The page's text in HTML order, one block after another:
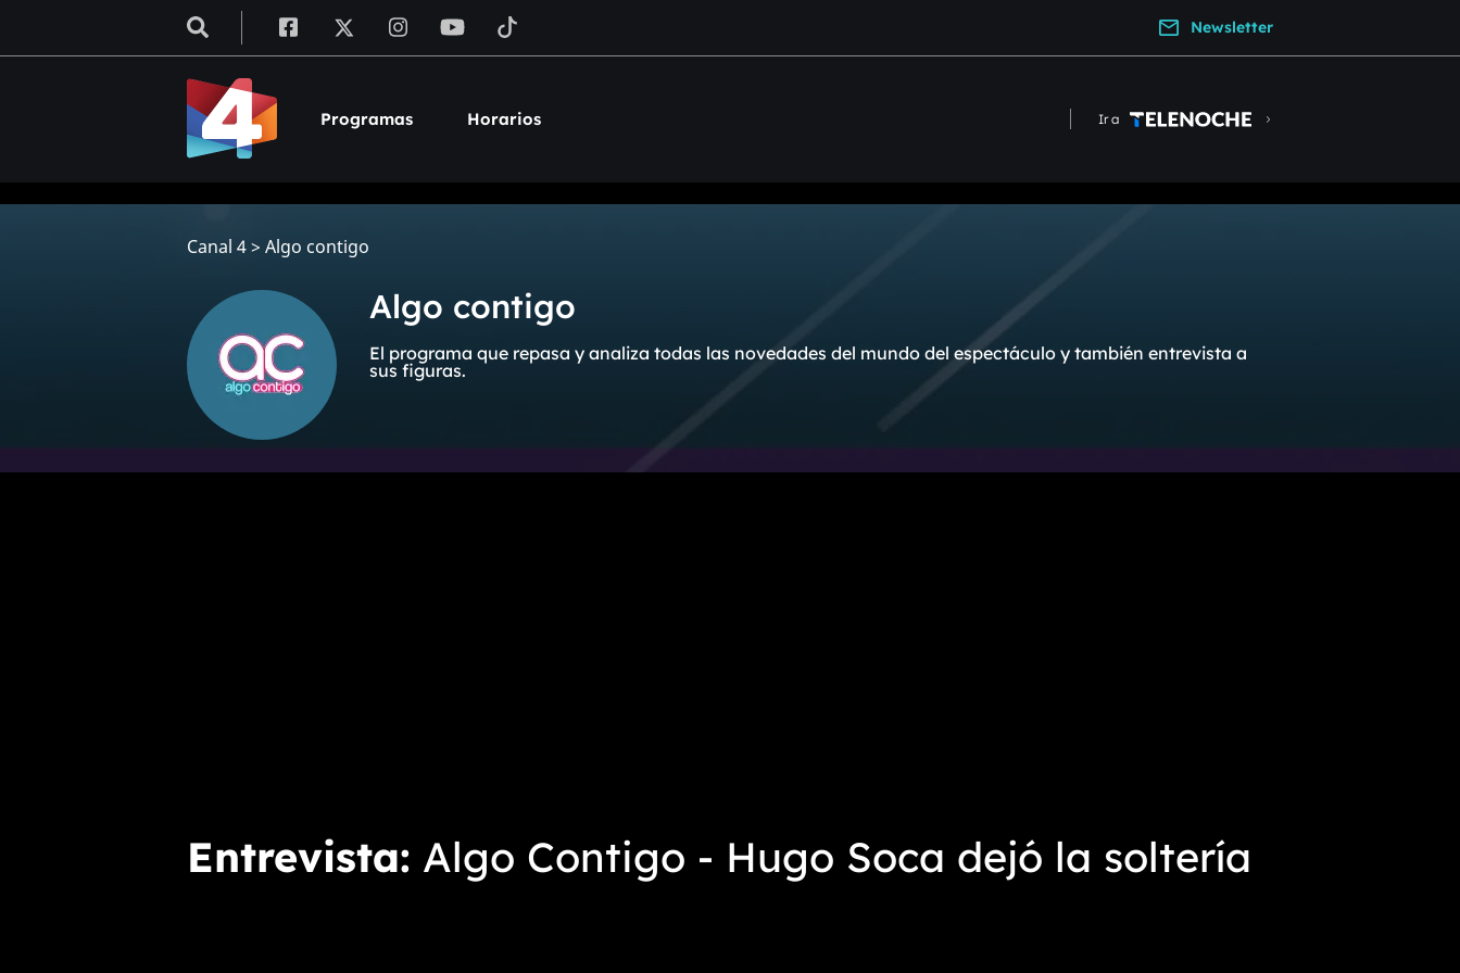
Newsletter
Programas Horarios Ir a
Canal 4> Algo contigo
Algo contigo
El programa que repasa y analiza todas las novedades del mundo del espectáculo y también entrevista a
sus figuras.
Entrevista Algo Contigo - Hugo Soca dejó la soltería